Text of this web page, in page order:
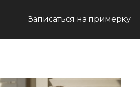
Записаться на примерку